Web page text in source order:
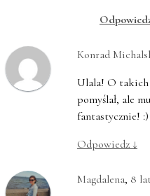
Konrad
Ulala! O takich
pomyślał, ale
fantastycznie! :)
Odpowiedz ↓
Magdalena, 8